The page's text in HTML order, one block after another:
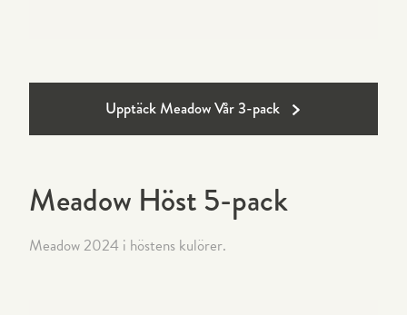
Upptäck Meadow Vår 3-pack
Meadow Höst 5-pack
Meadow 2024 i höstens kulörer.